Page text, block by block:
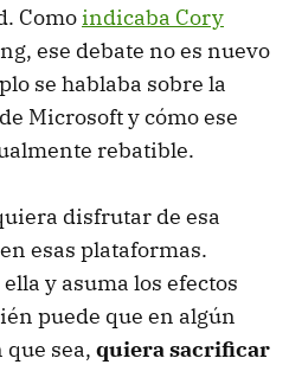
Comoindicaba Cory
ese debate no es nuevo
se hablaba sobre la
de Microsoft y cómo ese
rebatible.
disfrutar de esa
esas plataformas.
y asuma los efectos
puede que en algún
sea, quiera sacrificar